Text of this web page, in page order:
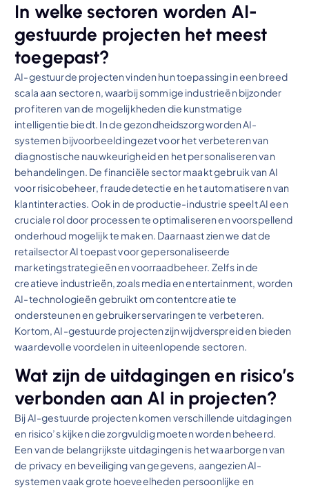
In welke sectoren worden AI-
gestuurde projecten het meest
toegepast?
AI-gestuurde projecten vinden hun toepassing in een breed
scala aan sectoren, waarbij sommige industrieën bijzonder
profiteren van de mogelijkheden die kunstmatige
intelligentie biedt. In de gezondheidszorg worden AI-
systemen bijvoorbeeld ingezet voor het verbeteren van
diagnostische nauwkeurigheid en het personaliseren van
behandelingen. De financiële sector maakt gebruik van AI
voor risicobeheer, fraudedetectie en het automatiseren van
klantinteracties. Ook in de productie-industrie speelt AI een
cruciale rol door processen te optimaliseren en voorspellend
onderhoud mogelijk te maken. Daarnaast zien we dat de
retailsector AI toepast voor gepersonaliseerde
marketingstrategieën en voorraadbeheer. Zelfs in de
creatieve industrieën, zoals media en entertainment, worden
AI-technologieën gebruikt om contentcreatie te
ondersteunen en gebruikerservaringen te verbeteren.
Kortom, AI-gestuurde projecten zijn wijdverspreid en bieden
waardevolle voordelen in uiteenlopende sectoren.
Wat zijn de uitdagingen en risico’s
verbonden aan AI in projecten?
Bij AI-gestuurde projecten komen verschillende uitdagingen
en risico’s kijken die zorgvuldig moeten worden beheerd.
Een van de belangrijkste uitdagingen is het waarborgen van
de privacy en beveiliging van gegevens, aangezien AI-
systemen vaak grote hoeveelheden persoonlijke en